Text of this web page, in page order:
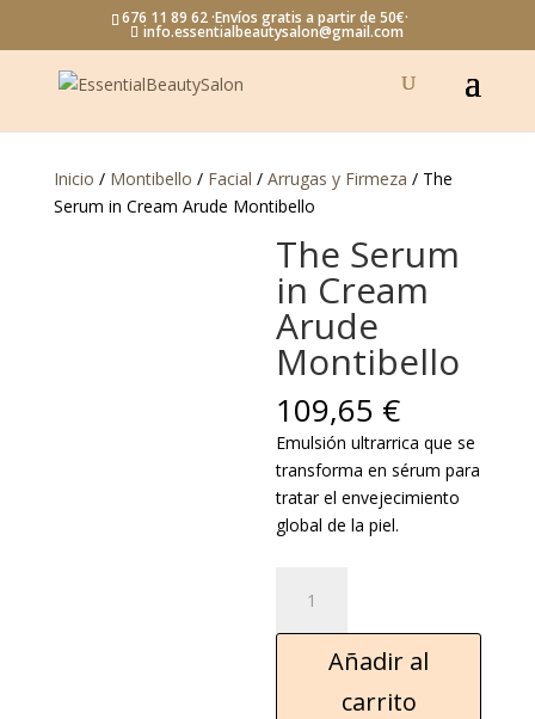
676 11 89 62 ·Envíos gratis a partir de 50€·
info.essentialbeautysalon@gmail.com
Inicio / Montibello / Facial / Arrugas y Firmeza / The
Serum in Cream Arude Montibello
The Serum
in Cream
Arude
Montibello
109,65 €
Emulsión ultrarrica que se
transforma en sérum para
tratar el envejecimiento
global de la piel.
Añadir al
carrito